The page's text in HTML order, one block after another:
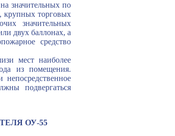
значительных по
крупных торговых
значительных
двух баллонах, а
средство
мест наиболее
из помещения.
подвергаться
ОУ-55